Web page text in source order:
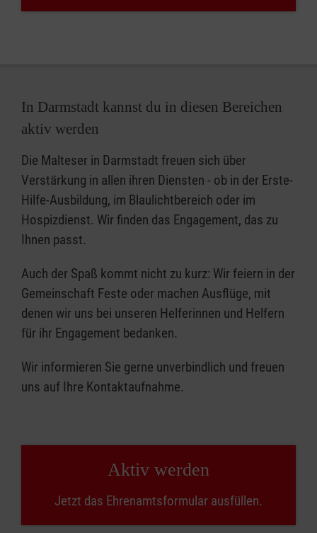
In Darmstadt kannst du in diesen Bereichen
aktiv werden
Die Malteser in Darmstadt freuen sich über
Verstärkung in allen ihren Diensten - ob in der Erste-
Hilfe-Ausbildung, im Blaulichtbereich oder im
Hospizdienst. Wir finden das Engagement, das zu
Ihnen passt.
Auch der Spaß kommt nicht zu kurz: Wir feiern in der
Gemeinschaft Feste oder machen Ausflüge, mit
denen wir uns bei unseren Helferinnen und Helfern
für ihr Engagement bedanken.
Wir informieren Sie gerne unverbindlich und freuen
uns auf Ihre Kontaktaufnahme.
Aktiv werden
Jetzt das Ehrenamtsformular ausfüllen.